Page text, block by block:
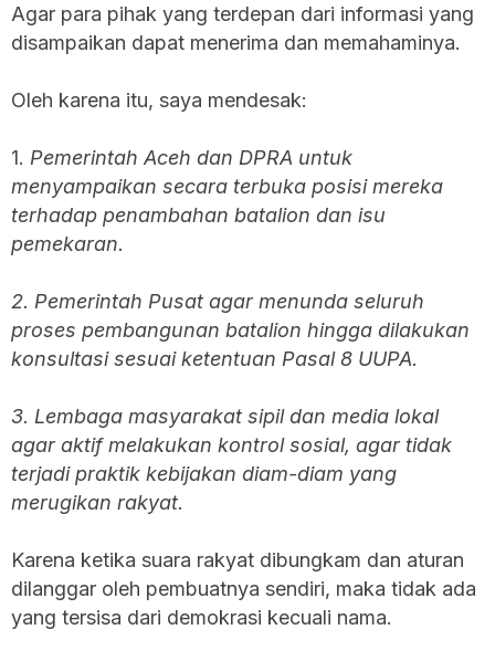
Agar para pihak yang terdepan dari informasi yang
disampaikan dapat menerima dan memahaminya.
Oleh karena itu, saya mendesak:
1. Pemerintah Aceh dan DPRA untuk
menyampaikan secara terbuka posisi mereka
terhadap penambahan batalion dan isu
pemekaran.
2. Pemerintah Pusat agar menunda seluruh
proses pembangunan batalion hingga dilakukan
konsultasi sesuai ketentuan Pasal 8 UUPA.
3. Lembaga masyarakat sipil dan media lokal
agar aktif melakukan kontrol sosial, agar tidak
terjadi praktik kebijakan diam-diam yang
merugikan rakyat.
Karena ketika suara rakyat dibungkam dan aturan
dilanggar oleh pembuatnya sendiri, maka tidak ada
yang tersisa dari demokrasi kecuali nama.